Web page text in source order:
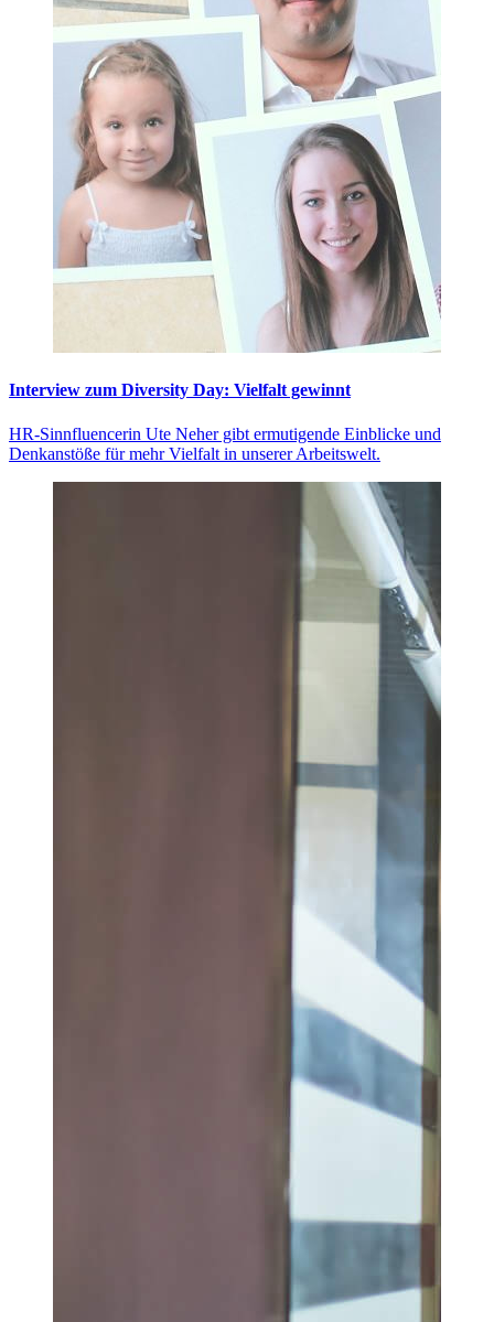
Interview zum Diversity Day: Vielfalt gewinnt
HR-Sinnfluencerin Ute Neher gibt ermutigende Einblicke und
Denkanstöße für mehr Vielfalt in unserer Arbeitswelt.